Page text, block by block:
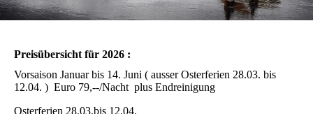
Preisübersicht für 2026 :
Vorsaison Januar bis 14. Juni ( ausser Osterferien 28.03. bis
12.04. ) Euro 79,--/Nacht plus Endreinigung
Osterferien 28.03.bis 12.04.